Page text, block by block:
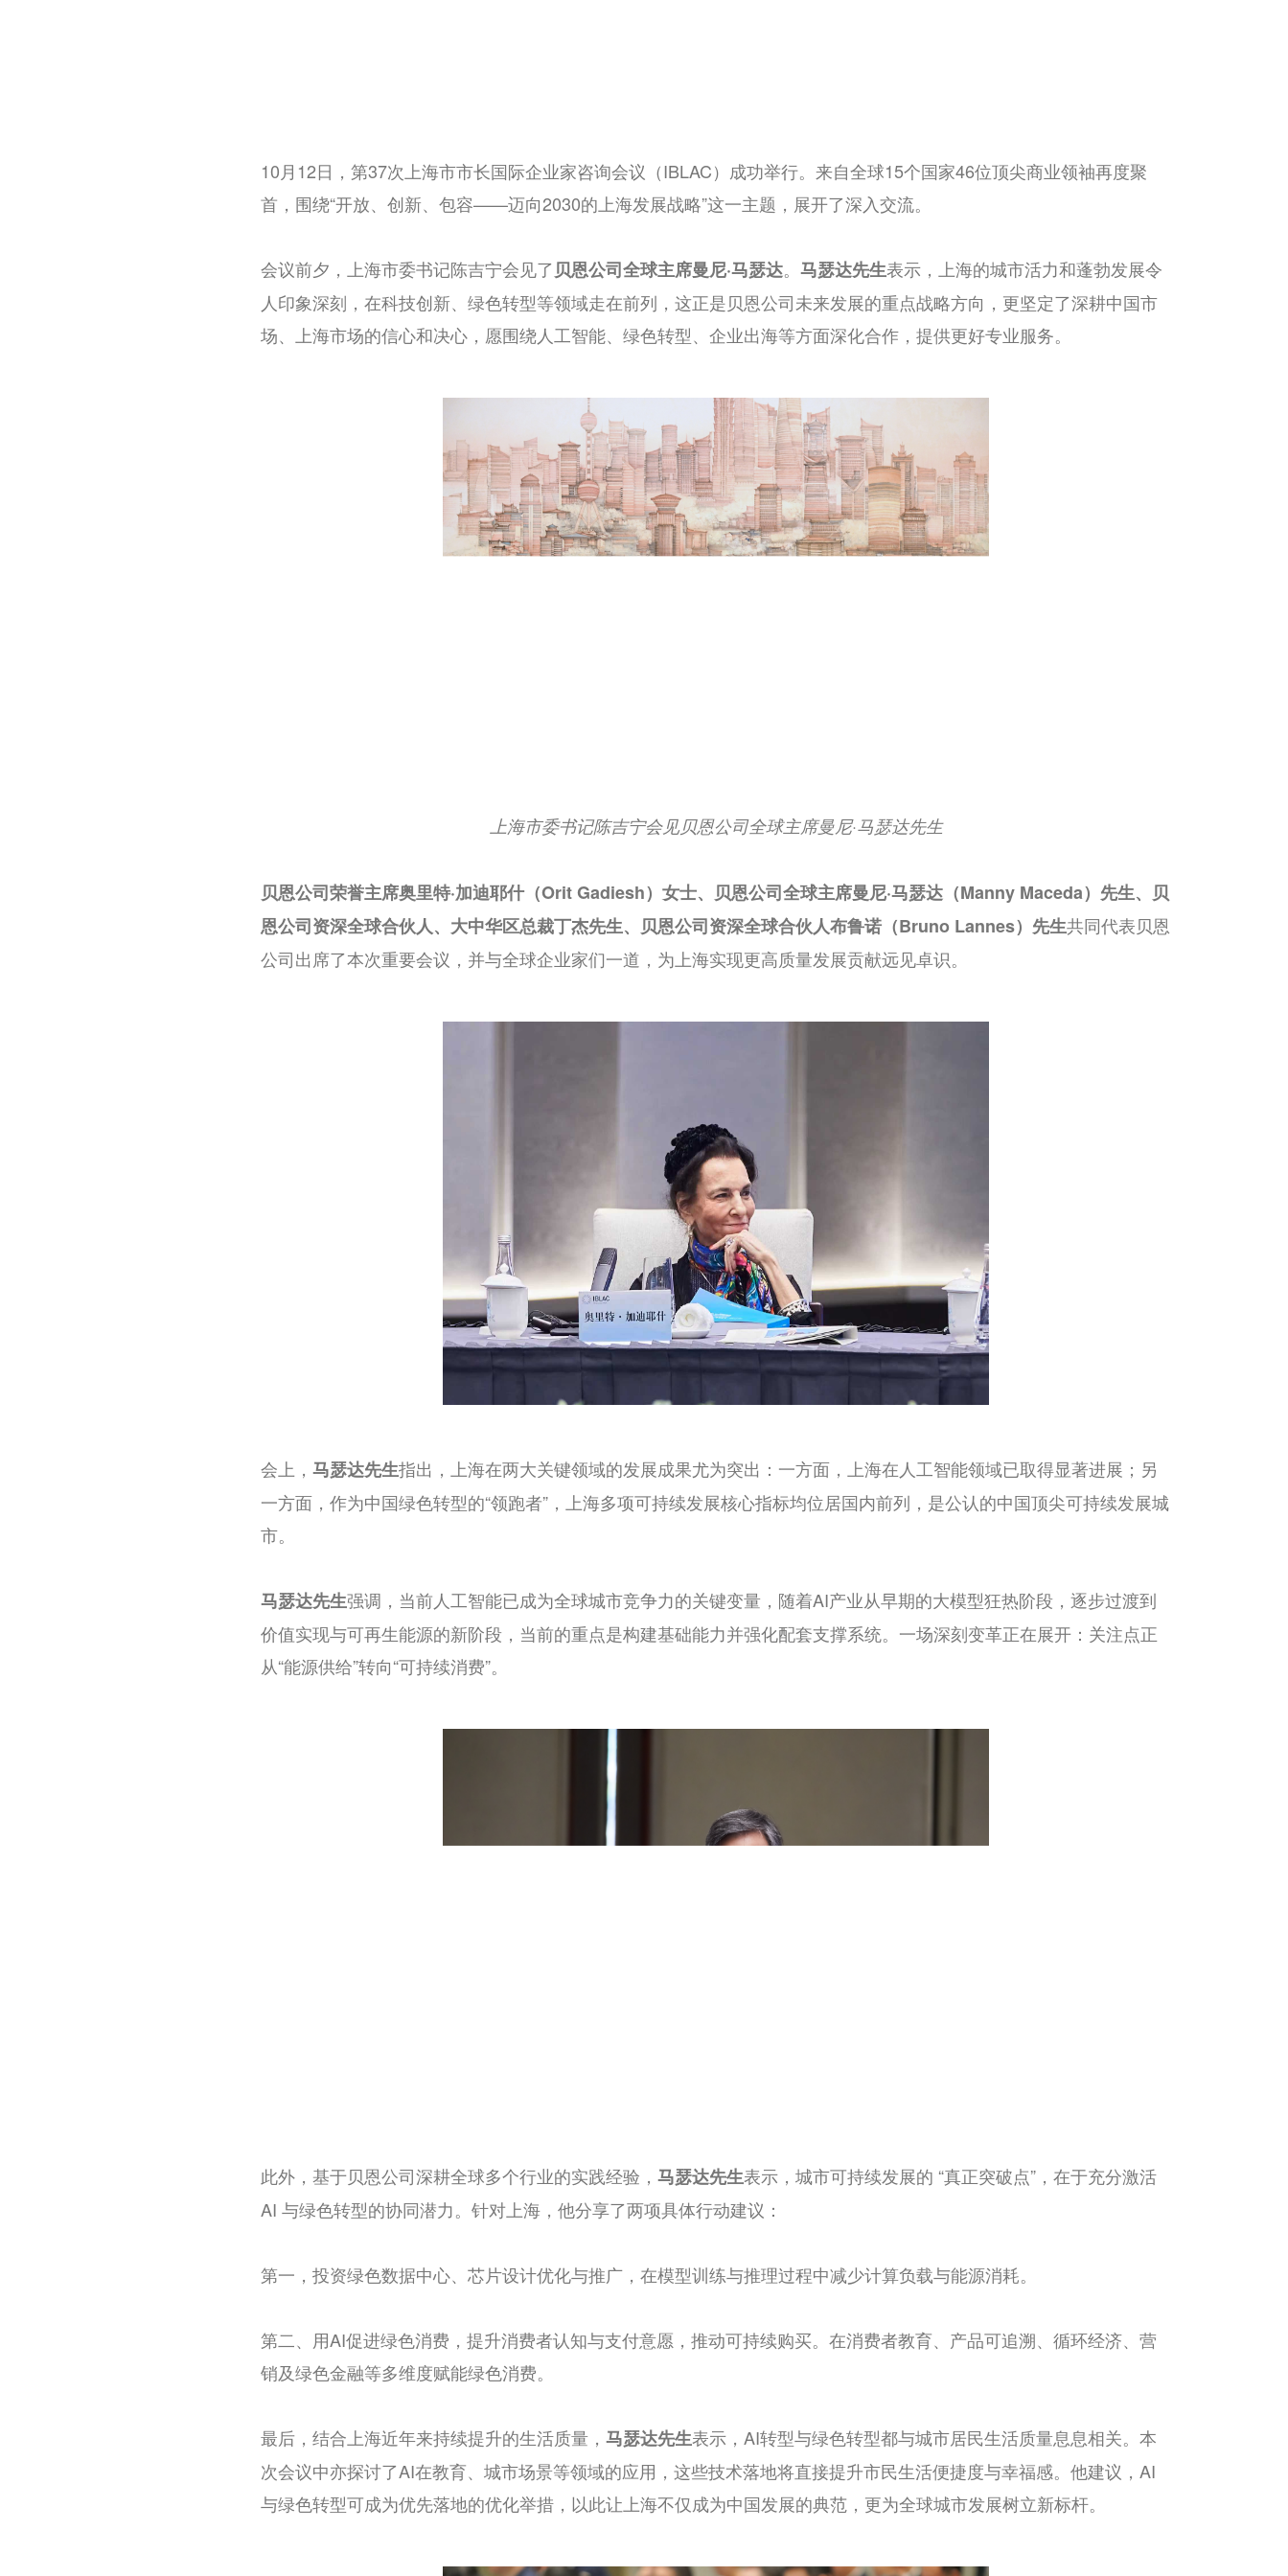
10月 12日，第37次上海市市长国际企业家咨询会议（IBLAC）成功举行。来自全球15个国家46位顶尖商业领袖再度聚
首，围绕“开放、创新、包容——迈向2030的上海发展战略”这一主题，展开了深入交流。
会议前夕，上海市委书记陈吉宁会见了贝恩公司全球主席曼尼·马瑟达。 马瑟达先生表示，上海的城市活力和蓬勃发展令
人印象深刻，在科技创新、绿色转型等领域走在前列，这正是贝恩公司未来发展的重点战略方向，更坚定了深耕中国市
场、上海市场的信心和决心，愿围绕人工智能、绿色转型、企业出海等方面深化合作，提供更好专业服务。
上海市委书记陈吉宁会见贝恩公司全球主席曼尼·马瑟达先生
贝恩公司荣誉主席奥里特·加迪耶什（Orit Gadiesh）女士、贝恩公司全球主席曼尼·马瑟达（Manny Maceda）先生、贝
恩公司资深全球合伙人、大中华区总裁丁杰先生、贝恩公司资深全球合伙人布鲁诺（Bruno Lannes）先生共同代表贝恩
公司出席了本次重要会议，并与全球企业家们一道，为上海实现更高质量发展贡献远见卓识。
会上， 马瑟达先生指出，上海在两大关键领域的发展成果尤为突出：一方面，上海在人工智能领域已取得显著进展；另
一方面，作为中国绿色转型的“领跑者”，上海多项可持续发展核心指标均位居国内前列，是公认的中国顶尖可持续发展城
市。
马瑟达先生强调，当前人工智能已成为全球城市竞争力的关键变量，随着AI产业从早期的大模型狂热阶段，逐步过渡到
价值实现与可再生能源的新阶段，当前的重点是构建基础能力并强化配套支撑系统。一场深刻变革正在展开：关注点正
从“能源供给”转向“可持续消费”。
此外，基于贝恩公司深耕全球多个行业的实践经验， 马瑟达先生表示，城市可持续发展的 “真正突破点” ，在于充分激活
AI 与绿色转型的协同潜力。针对上海，他分享了两项具体行动建议：
第一，投资绿色数据中心、芯片设计优化与推广，在模型训练与推理过程中减少计算负载与能源消耗。
第二、用AI促进绿色消费，提升消费者认知与支付意愿，推动可持续购买。在消费者教育、产品可追溯、循环经济、营
销及绿色金融等多维度赋能绿色消费。
最后，结合上海近年来持续提升的生活质量， 马瑟达先生表示， AI转型与绿色转型都与城市居民生活质量息息相关。本
次会议中亦探讨了AI在教育、城市场景等领域的应用，这些技术落地将直接提升市民生活便捷度与幸福感。他建议， AI
与绿色转型可成为优先落地的优化举措，以此让上海不仅成为中国发展的典范，更为全球城市发展树立新标杆。